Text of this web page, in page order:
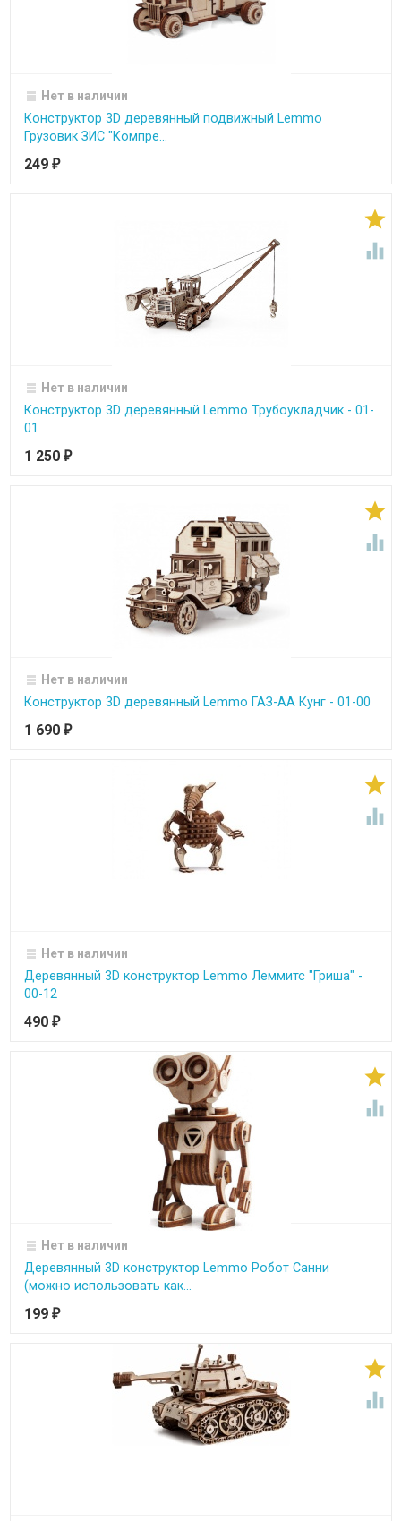
Нет в наличии
Конструктор 3D деревянный подвижный Lemmo
Грузовик ЗИС "Компре...
249 ₽


Нет в наличии
Конструктор 3D деревянный Lemmo Трубоукладчик - 01-
01
1 250 ₽


Нет в наличии
Конструктор 3D деревянный Lemmo ГАЗ-АА Кунг - 01-00
1 690 ₽


Нет в наличии
Деревянный 3D конструктор Lemmo Леммитс "Гриша" -
00-12
490 ₽


Нет в наличии
Деревянный 3D конструктор Lemmo Робот Санни
(можно использовать как...
199 ₽

